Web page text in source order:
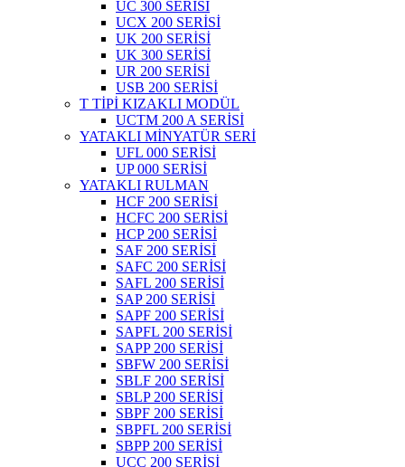
UC 300 SERİSİ
UCX 200 SERİSİ
UK 200 SERİSİ
UK 300 SERİSİ
UR 200 SERİSİ
USB 200 SERİSİ
T TİPİ KIZAKLI MODÜL
UCTM 200 A SERİSİ
YATAKLI MİNYATÜR SERİ
UFL 000 SERİSİ
UP 000 SERİSİ
YATAKLI RULMAN
HCF 200 SERİSİ
HCFC 200 SERİSİ
HCP 200 SERİSİ
SAF 200 SERİSİ
SAFC 200 SERİSİ
SAFL 200 SERİSİ
SAP 200 SERİSİ
SAPF 200 SERİSİ
SAPFL 200 SERİSİ
SAPP 200 SERİSİ
SBFW 200 SERİSİ
SBLF 200 SERİSİ
SBLP 200 SERİSİ
SBPF 200 SERİSİ
SBPFL 200 SERİSİ
SBPP 200 SERİSİ
UCC 200 SERİSİ